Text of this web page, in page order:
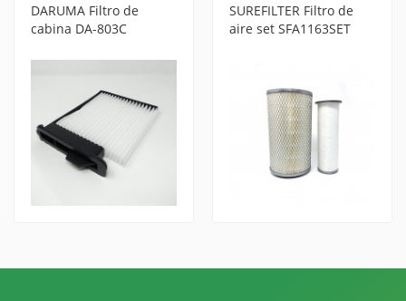
DARUMA Filtro de
cabina DA-803C
SUREFILTER Filtro de
aire set SFA1163SET